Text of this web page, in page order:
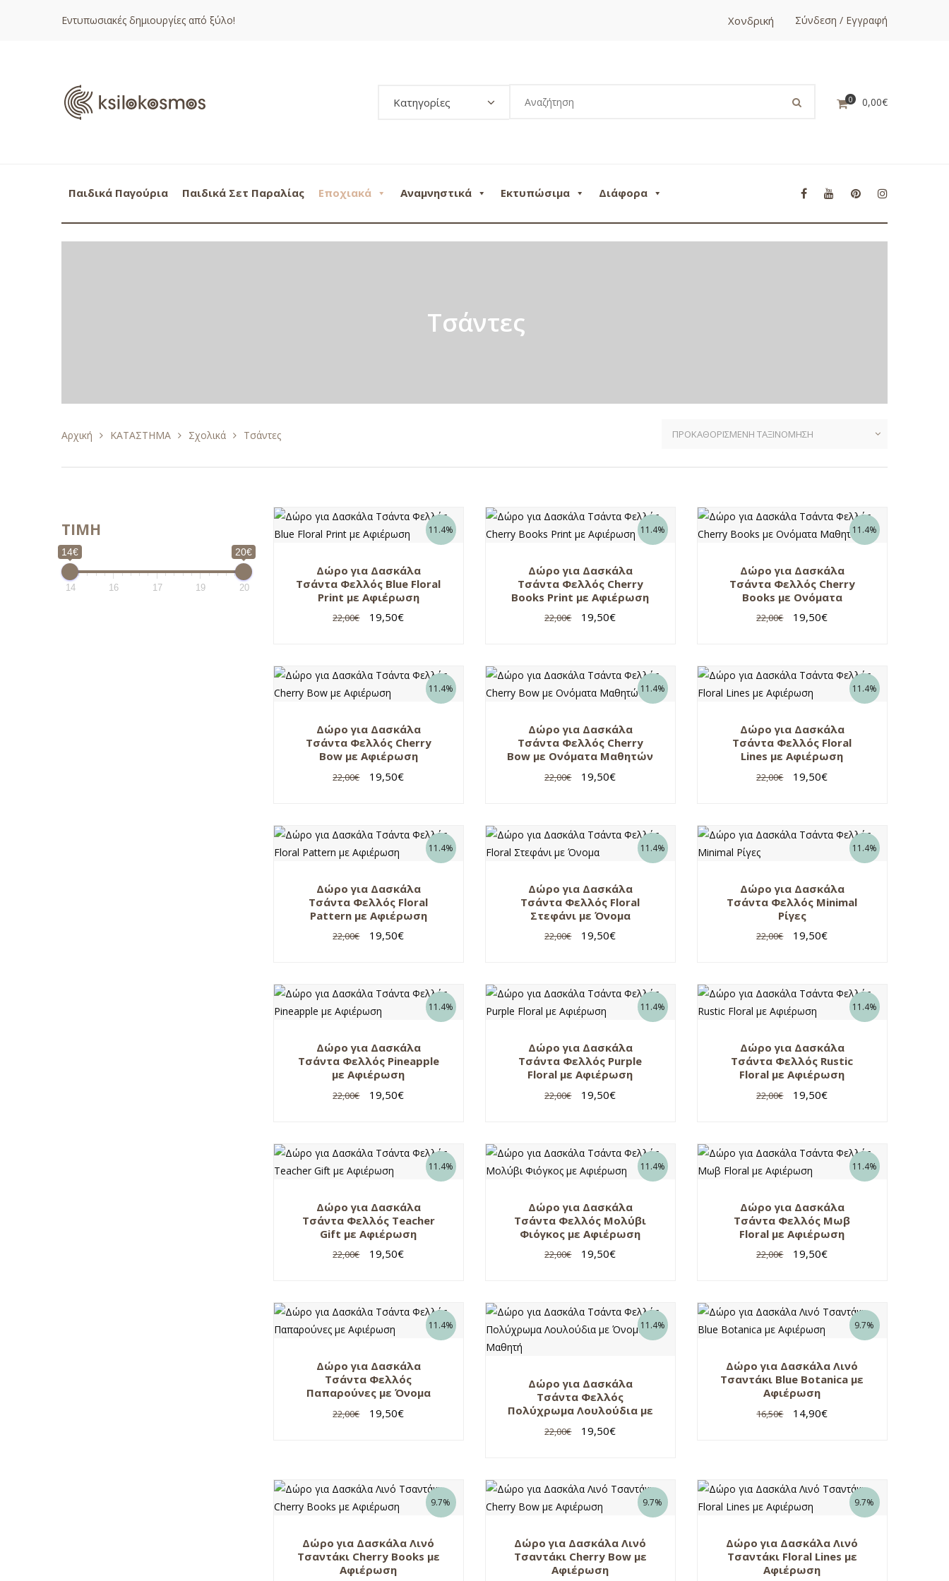
Εντυπωσιακές δημιουργίες από ξύλο! Χονδρική Σύνδεση / Εγγραφή
Κατηγορίες 0 0,00€
Παιδικά Παγούρια Παιδικά Σετ Παραλίας Εποχιακά Αναμνηστικά Εκτυπώσιμα Διάφορα
Τσάντες
Αρχική ΚΑΤΑΣΤΗΜΑ Σχολικά Τσάντες
TIMH
14€ 20€
14 16 17 19 20
11.4%
Δώρο για Δασκάλα
Τσάντα Φελλός Blue Floral
Print με Αφιέρωση
22,00€ 19,50€
11.4%
Δώρο για Δασκάλα
Τσάντα Φελλός Cherry
Books Print με Αφιέρωση
22,00€ 19,50€
11.4%
Δώρο για Δασκάλα
Τσάντα Φελλός Cherry
Books με Ονόματα
22,00€ 19,50€
11.4%
Δώρο για Δασκάλα
Τσάντα Φελλός Cherry
Bow με Αφιέρωση
22,00€ 19,50€
11.4%
Δώρο για Δασκάλα
Τσάντα Φελλός Cherry
Bow με Ονόματα Μαθητών
22,00€ 19,50€
11.4%
Δώρο για Δασκάλα
Τσάντα Φελλός Floral
Lines με Αφιέρωση
22,00€ 19,50€
11.4%
Δώρο για Δασκάλα
Τσάντα Φελλός Floral
Pattern με Αφιέρωση
22,00€ 19,50€
11.4%
Δώρο για Δασκάλα
Τσάντα Φελλός Floral
Στεφάνι με Όνομα
22,00€ 19,50€
11.4%
Δώρο για Δασκάλα
Τσάντα Φελλός Minimal
Ρίγες
22,00€ 19,50€
11.4%
Δώρο για Δασκάλα
Τσάντα Φελλός Pineapple
με Αφιέρωση
22,00€ 19,50€
11.4%
Δώρο για Δασκάλα
Τσάντα Φελλός Purple
Floral με Αφιέρωση
22,00€ 19,50€
11.4%
Δώρο για Δασκάλα
Τσάντα Φελλός Rustic
Floral με Αφιέρωση
22,00€ 19,50€
11.4%
Δώρο για Δασκάλα
Τσάντα Φελλός Teacher
Gift με Αφιέρωση
22,00€ 19,50€
11.4%
Δώρο για Δασκάλα
Τσάντα Φελλός Μολύβι
Φιόγκος με Αφιέρωση
22,00€ 19,50€
11.4%
Δώρο για Δασκάλα
Τσάντα Φελλός Μωβ
Floral με Αφιέρωση
22,00€ 19,50€
11.4%
Δώρο για Δασκάλα
Τσάντα Φελλός
Παπαρούνες με Όνομα
22,00€ 19,50€
11.4%
Δώρο για Δασκάλα
Τσάντα Φελλός
Πολύχρωμα Λουλούδια με
22,00€ 19,50€
9.7%
Δώρο για Δασκάλα Λινό
Τσαντάκι Blue Botanica με
Αφιέρωση
16,50€ 14,90€
9.7%
Δώρο για Δασκάλα Λινό
Τσαντάκι Cherry Books με
Αφιέρωση
9.7%
Δώρο για Δασκάλα Λινό
Τσαντάκι Cherry Bow με
Αφιέρωση
9.7%
Δώρο για Δασκάλα Λινό
Τσαντάκι Floral Lines με
Αφιέρωση